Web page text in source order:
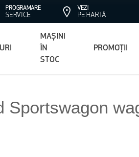
PROGRAMARE
SERVICE
VEZI
PE HARTĂ
MAȘINI
ÎN
STOC
PROMOȚII
Sportswagon